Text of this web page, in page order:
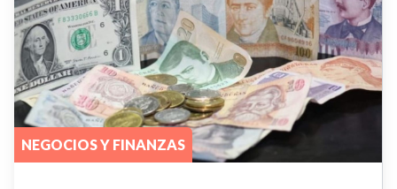
NEGOCIOS Y FINANZAS